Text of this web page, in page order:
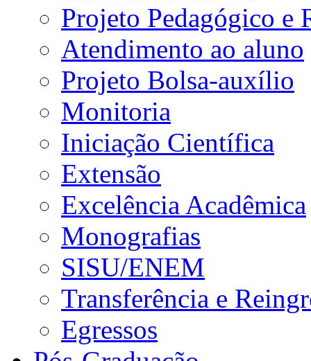
Projeto Pedagógico e
Atendimento ao aluno
Projeto Bolsa-auxílio
Monitoria
Iniciação Científica
Extensão
Excelência Acadêmica
Monografias
SISU/ENEM
Transferência e
Egressos